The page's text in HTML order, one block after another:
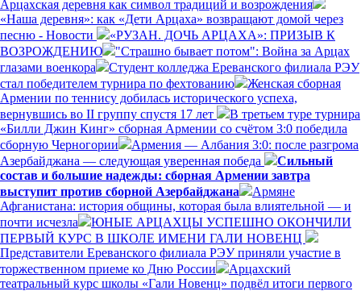
Арцахская деревня как символ традиций и возрождения
«Наша деревня»: как «Дети Арцаха» возвращают домой через
песню - Новости
«РУЗАН. ДОЧЬ АРЦАХА»: ПРИЗЫВ К
ВОЗРОЖДЕНИЮ
"Страшно бывает потом": Война за Арцах
глазами военкора
Студент колледжа Ереванского филиала РЭУ
стал победителем турнира по фехтованию
Женская сборная
Армении по теннису добилась исторического успеха,
вернувшись во II группу спустя 17 лет
В третьем туре турнира
«Билли Джин Кинг» сборная Армении со счётом 3:0 победила
сборную Черногории
Армения — Албания 3:0: после разгрома
Азербайджана — следующая уверенная победа
Сильный
состав и большие надежды: сборная Армении завтра
выступит против сборной Азербайджана
Армяне
Афганистана: история общины, которая была влиятельной — и
почти исчезла
ЮНЫЕ АРЦАХЦЫ УСПЕШНО ОКОНЧИЛИ
ПЕРВЫЙ КУРС В ШКОЛЕ ИМЕНИ ГАЛИ НОВЕНЦ
Представители Ереванского филиала РЭУ приняли участие в
торжественном приеме ко Дню России
Арцахский
театральный курс школы «Гали Новенц» подвёл итоги первого